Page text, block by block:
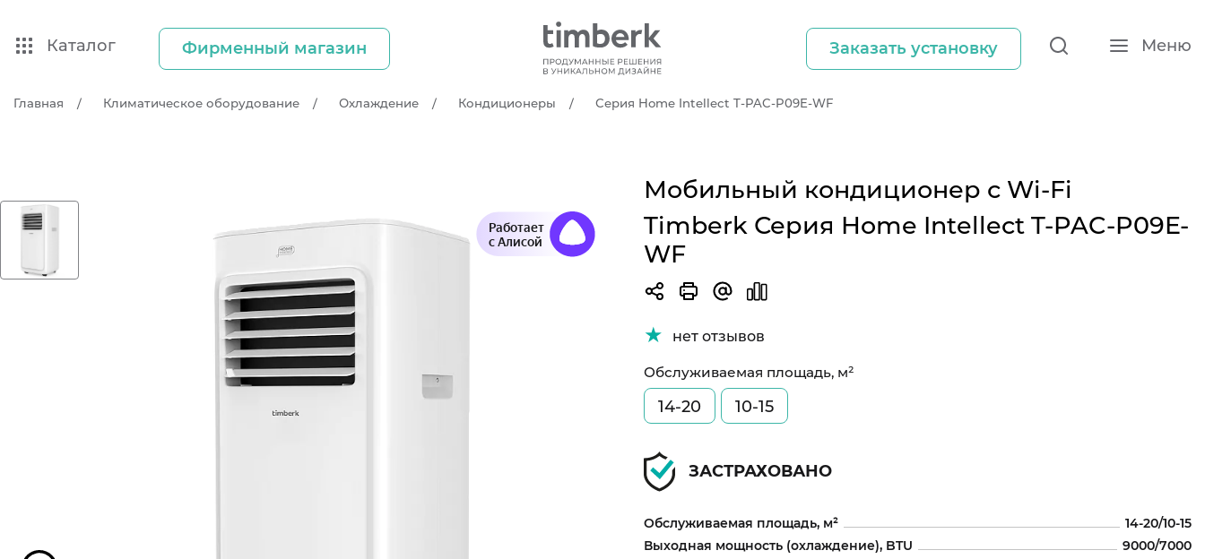
Каталог Фирменный магазин Заказать установку Меню
Главная Климатическое оборудование Охлаждение Кондиционеры Серия Home Intellect T-PAC-P09E-WF
Работает
с Алисой
Мобильный кондиционер с Wi-Fi
Timberk Серия Home Intellect T-PAC-P09E-
WF
нет отзывов
Обслуживаемая площадь, м²
14-20 10-15
ЗАСТРАХОВАНО
Обслуживаемая площадь, м²
14-20/10-15
Выходная мощность (охлаждение), BTU
9000/7000